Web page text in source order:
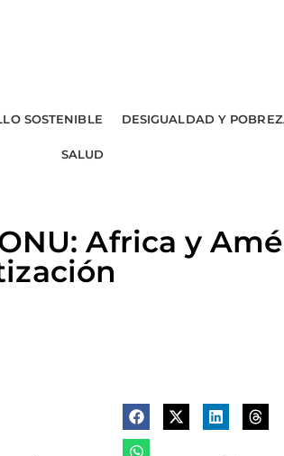
SOSTENIBLE DESIGUALDAD Y
SALUD
Africa y